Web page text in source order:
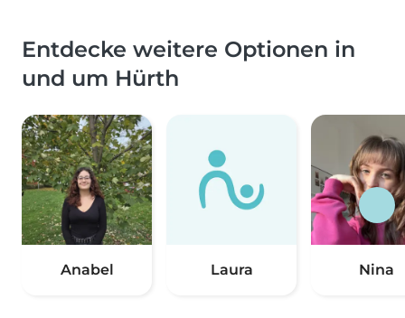
Entdecke weitere Optionen in
und um Hürth
Anabel Laura Nina